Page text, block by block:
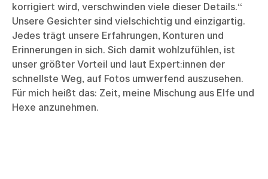
korrigiert wird, verschwinden viele dieser Details.“
Unsere Gesichter sind vielschichtig und einzigartig.
Jedes trägt unsere Erfahrungen, Konturen und
Erinnerungen in sich. Sich damit wohlzufühlen, ist
unser größter Vorteil und laut Expert:innen der
schnellste Weg, auf Fotos umwerfend auszusehen.
Für mich heißt das: Zeit, meine Mischung aus Elfe und
Hexe anzunehmen.